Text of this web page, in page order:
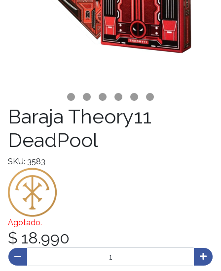
Baraja Theory11
DeadPool
SKU: 3583
Agotado.
$ 18.990